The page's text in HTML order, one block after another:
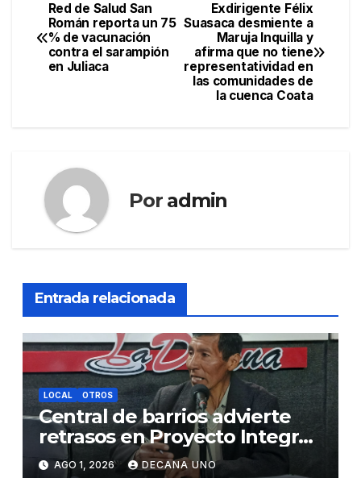
Navegación
de
Exdirigente Félix
Suasaca desmiente a
Maruja Inquilla y
afirma que no tiene
representatividad en
las comunidades de
la cuenca Coata
Red de Salud San
Román reporta un 75
% de vacunación
contra el sarampión
en Juliaca
Por admin
Entrada relacionada
LOCAL OTROS
Central de barrios advierte
retrasos en Proyecto Integral
de Agua y Alcantarillado para
AGO 1, 2026 DECANA UNO